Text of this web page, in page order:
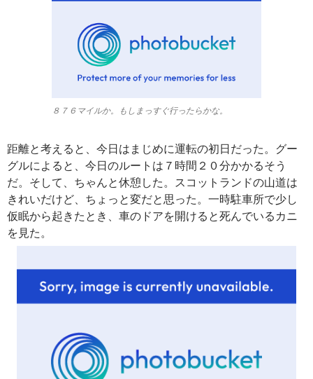
８７６マイルか。もしまっすぐ行ったらかな。
距離と考えると、今日はまじめに運転の初日だった。グー
グルによると、今日のルートは７時間２０分かかるそう
だ。そして、ちゃんと休憩した。スコットランドの山道は
きれいだけど、ちょっと変だと思った。一時駐車所で少し
仮眠から起きたとき、車のドアを開けると死んでいるカニ
を見た。